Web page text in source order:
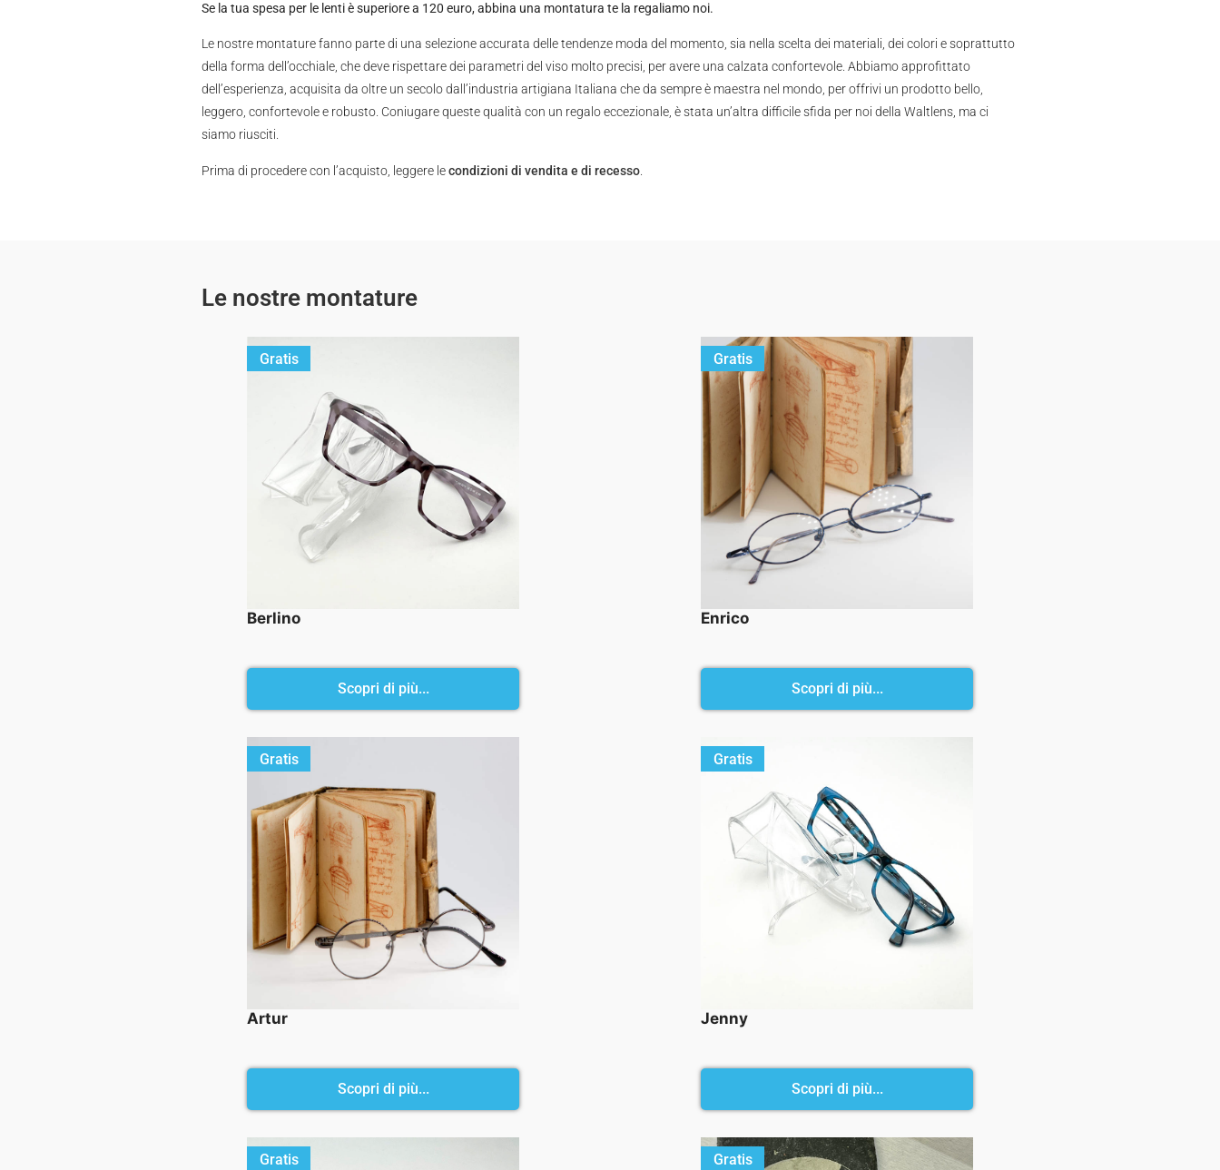
Se la tua spesa per le lenti è superiore a 120 euro, abbina una montatura te la regaliamo noi.
Le nostre montature fanno parte di una selezione accurata delle tendenze moda del momento, sia nella scelta dei materiali, dei colori e soprattutto
della forma dell’occhiale, che deve rispettare dei parametri del viso molto precisi, per avere una calzata confortevole. Abbiamo approfittato
dell’esperienza, acquisita da oltre un secolo dall’industria artigiana Italiana che da sempre è maestra nel mondo, per offrivi un prodotto bello,
leggero, confortevole e robusto. Coniugare queste qualità con un regalo eccezionale, è stata un’altra difficile sfida per noi della Waltlens, ma ci
siamo riusciti.
Prima di procedere con l’acquisto, leggere lecondizioni di vendita e di recesso
Le nostre montature
Gratis
Berlino
Scopri di più...
Gratis
Enrico
Scopri di più...
Gratis
Artur
Scopri di più...
Gratis
Jenny
Scopri di più...
Gratis Gratis